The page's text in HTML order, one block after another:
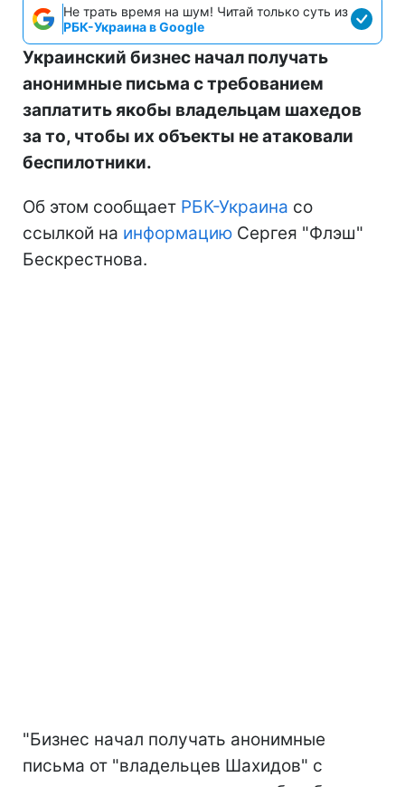
Не трать время на шум! Читай только суть из
РБК-Украина в Google
Украинский бизнес начал получать
анонимные письма с требованием
заплатить якобы владельцам шахедов
за то, чтобы их объекты не атаковали
беспилотники.
Об этом сообщает РБК-Украина со
ссылкой на информацию Сергея "Флэш"
Бескрестнова.
"Бизнес начал получать анонимные
письма от "владельцев Шахидов" с